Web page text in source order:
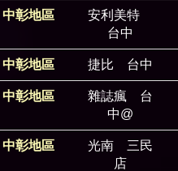
中彰地區
安利美特
台中
中彰地區 捷比 台中
中彰地區
雜誌瘋 台
中@
中彰地區
光南 三民
店